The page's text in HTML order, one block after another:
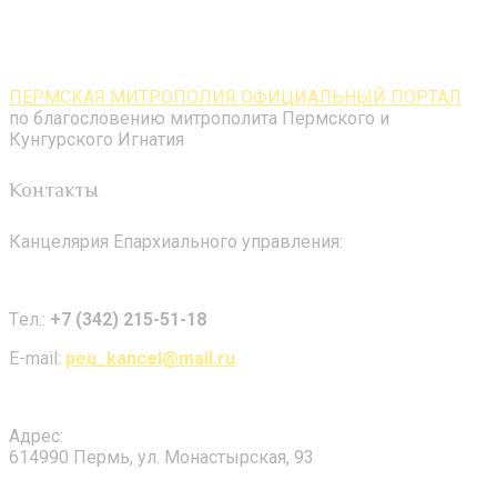
ПЕРМСКАЯ МИТРОПОЛИЯ ОФИЦИАЛЬНЫЙ ПОРТАЛ
по благословению митрополита Пермского и
Кунгурского Игнатия
Контакты
Канцелярия Епархиального управления:
Tел.: +7 (342) 215-51-18
E-mail: peu_kancel@mail.ru
Адрес:
614990 Пермь, ул. Монастырская, 93